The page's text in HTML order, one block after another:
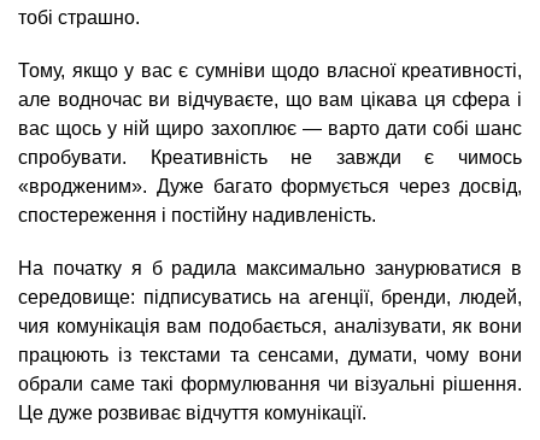
тобі страшно.
Тому, якщо у вас є сумніви щодо власної креативності,
але водночас ви відчуваєте, що вам цікава ця сфера і
вас щось у ній щиро захоплює — варто дати собі шанс
спробувати. Креативність не завжди є чимось
«вродженим». Дуже багато формується через досвід,
спостереження і постійну надивленість.
На початку я б радила максимально занурюватися в
середовище: підписуватись на агенції, бренди, людей,
чия комунікація вам подобається, аналізувати, як вони
працюють із текстами та сенсами, думати, чому вони
обрали саме такі формулювання чи візуальні рішення.
Це дуже розвиває відчуття комунікації.